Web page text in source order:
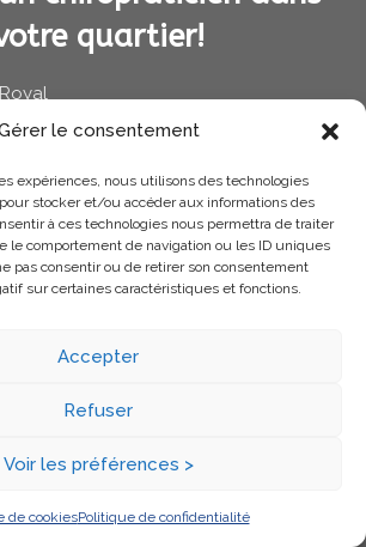
le consentement
expériences, nous utilisons des technologies
stocker et/ou accéder aux informations des
à ces technologies nous permettra de traiter
le comportement de navigation ou les ID uniques
pas consentir ou de retirer son consentement
sur certaines caractéristiques et fonctions.
Accepter
Refuser
Voir les préférences >
de cookiesPolitique de confidentialité
quartier!
(St-Albert)